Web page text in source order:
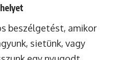
beszélgetést, amikor
sietünk, vagy